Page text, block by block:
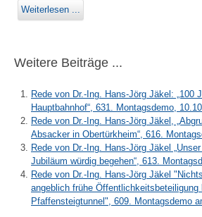
Weiterlesen ...
Weitere Beiträge ...
Rede von Dr.-Ing. Hans-Jörg Jäkel: „100
Hauptbahnhof“, 631. Montagsdemo,
Rede von Dr.-Ing. Hans-Jörg Jäkel,
Absacker in Obertürkheim“, 616.
Rede von Dr.-Ing. Hans-Jörg Jäkel
Jubiläum würdig begehen“, 613.
Rede von Dr.-Ing. Hans-Jörg Jäkel
angeblich frühe Öffentlichkeitsbeteiligung
Pfaffensteigtunnel", 609. Montagsdemo